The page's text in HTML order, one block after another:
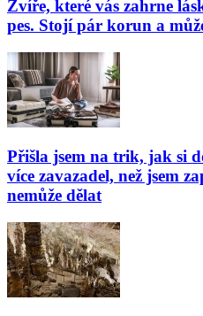
Zvíře, které vás zahrne
pes. Stojí pár korun a
Přišla jsem na trik, jak si
více zavazadel, než jsem
nemůže dělat